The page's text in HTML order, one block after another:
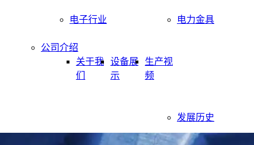
电子行业
电力金具
公司介绍
关于我
们
设备展
示
生产视
频
发展历史